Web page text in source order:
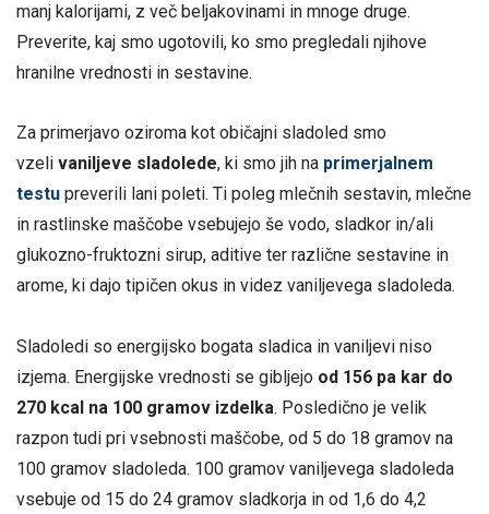
manj kalorijami, z več beljakovinami in mnoge druge.
Preverite, kaj smo ugotovili, ko smo pregledali njihove
hranilne vrednosti in sestavine.
Za primerjavo oziroma kot običajni sladoled smo
vzeli vaniljeve sladolede, ki smo jih na primerjalnem
testu preverili lani poleti. Ti poleg mlečnih sestavin, mlečne
in rastlinske maščobe vsebujejo še vodo, sladkor in/ali
glukozno-fruktozni sirup, aditive ter različne sestavine in
arome, ki dajo tipičen okus in videz vaniljevega sladoleda.
Sladoledi so energijsko bogata sladica in vaniljevi niso
izjema. Energijske vrednosti se gibljejo od 156 pa kar do
270 kcal na 100 gramov izdelka. Posledično je velik
razpon tudi pri vsebnosti maščobe, od 5 do 18 gramov na
100 gramov sladoleda. 100 gramov vaniljevega sladoleda
vsebuje od 15 do 24 gramov sladkorja in od 1,6 do 4,2